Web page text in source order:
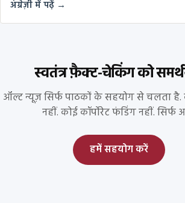
अंग्रेज़ी में पढ़ें →
स्वतंत्र फ़ैक्ट-चेकिंग को
ऑल्ट न्यूज़ सिर्फ पाठकों के सहयोग से चलता है.
नहीं. कोई कॉर्पोरेट फंडिंग नहीं. सिर्फ
हमें सहयोग करें